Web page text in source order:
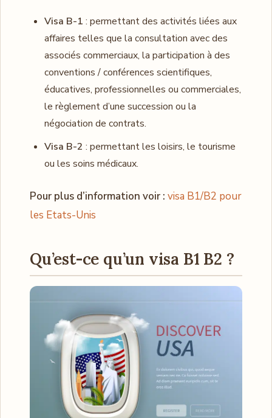
Visa B-1 : permettant des activités liées aux
affaires telles que la consultation avec des
associés commerciaux, la participation à des
conventions / conférences scientifiques,
éducatives, professionnelles ou commerciales,
le règlement d’une succession ou la
négociation de contrats.
Visa B-2 : permettant les loisirs, le tourisme
ou les soins médicaux.
Pour plus d’information voir : visa B1/B2 pour
les Etats-Unis
Qu’est-ce qu’un visa B1 B2 ?